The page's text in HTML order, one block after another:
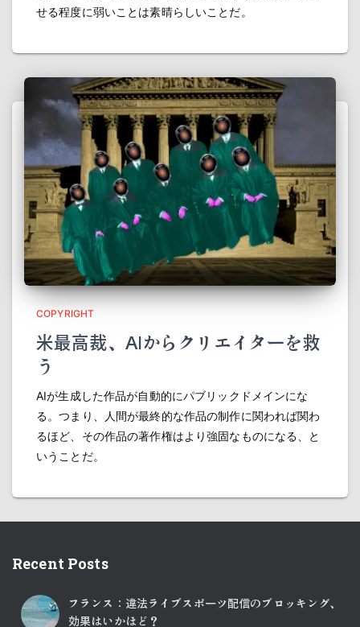
せる程度に弱いことは素晴らしいことだ。
COPYRIGHT
米最高裁、AIからクリエイターを救
う
AIが生成した作品が自動的にパブリックドメインにな
る。つまり、人間が最終的な作品の制作に関われば関わ
るほど、その作品の著作権はより強固なものになる、と
いうことだ。
Recent Posts
フランス：違法ライブスポーツ配信のブロッキング、
効果はいかほど？